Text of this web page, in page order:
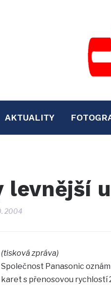
AKTUALITY
levnější
2004
(tisková zpráva)
Společnost Panasonic
karet s přenosovou rychlostí